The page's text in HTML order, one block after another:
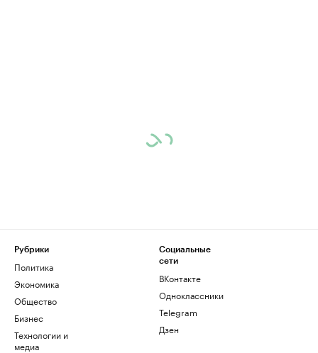
Рубрики
Политика
Экономика
Общество
Бизнес
Технологии и
медиа
Социальные
сети
ВКонтакте
Одноклассники
Telegram
Дзен